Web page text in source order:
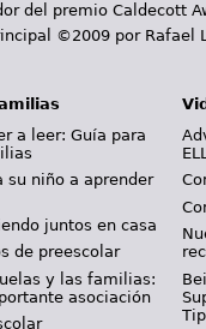
del premio Caldecott
©2009 por Rafael
a leer: Guía para
su niño a aprender
juntos en casa
de preescolar
y las familias:
asociación